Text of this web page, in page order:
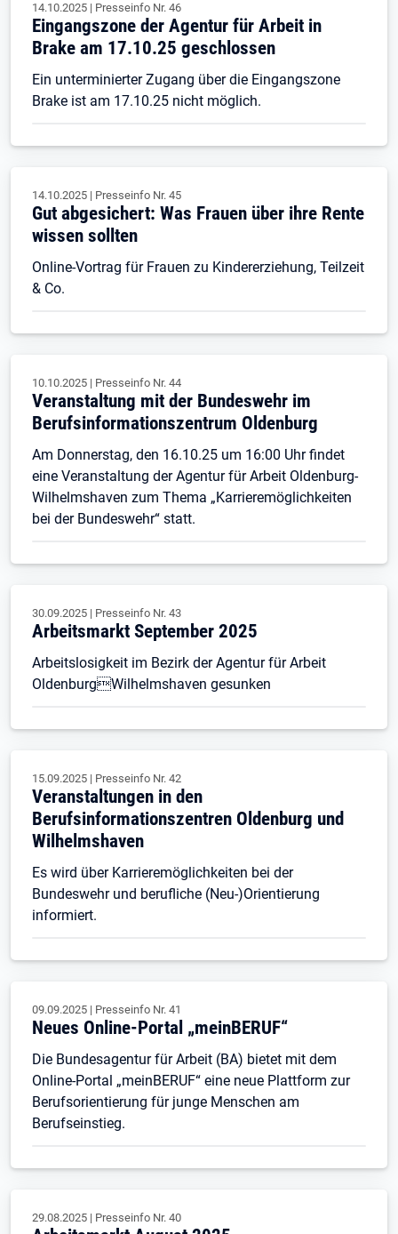
14.10.2025 | Presseinfo Nr. 46
Eingangszone der Agentur für Arbeit in
Brake am 17.10.25 geschlossen
Ein unterminierter Zugang über die Eingangszone
Brake ist am 17.10.25 nicht möglich.
14.10.2025 | Presseinfo Nr. 45
Gut abgesichert: Was Frauen über ihre Rente
wissen sollten
Online-Vortrag für Frauen zu Kindererziehung, Teilzeit
& Co.
10.10.2025 | Presseinfo Nr. 44
Veranstaltung mit der Bundeswehr im
Berufsinformationszentrum Oldenburg
Am Donnerstag, den 16.10.25 um 16:00 Uhr findet
eine Veranstaltung der Agentur für Arbeit Oldenburg-
Wilhelmshaven zum Thema „Karrieremöglichkeiten
bei der Bundeswehr“ statt.
30.09.2025 | Presseinfo Nr. 43
Arbeitsmarkt September 2025
Arbeitslosigkeit im Bezirk der Agentur für Arbeit
OldenburgWilhelmshaven gesunken
15.09.2025 | Presseinfo Nr. 42
Veranstaltungen in den
Berufsinformationszentren Oldenburg und
Wilhelmshaven
Es wird über Karrieremöglichkeiten bei der
Bundeswehr und berufliche (Neu-)Orientierung
informiert.
09.09.2025 | Presseinfo Nr. 41
Neues Online-Portal „meinBERUF“
Die Bundesagentur für Arbeit (BA) bietet mit dem
Online-Portal „meinBERUF“ eine neue Plattform zur
Berufsorientierung für junge Menschen am
Berufseinstieg.
29.08.2025 | Presseinfo Nr. 40